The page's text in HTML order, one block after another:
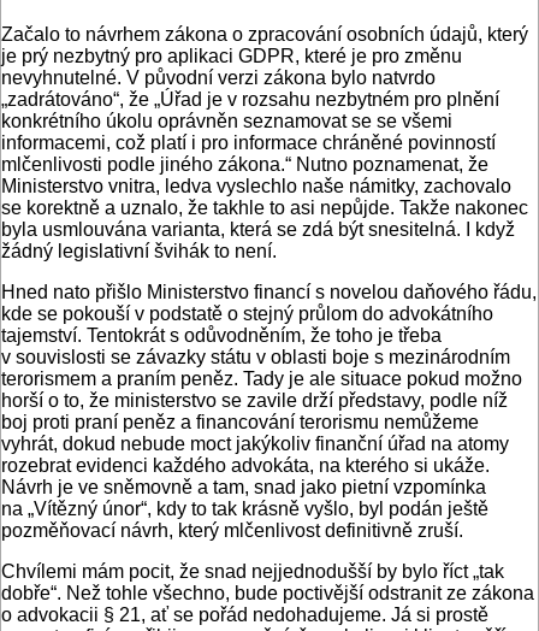
Začalo to návrhem zákona o zpracování osobních údajů, který
je prý nezbytný pro aplikaci GDPR, které je pro změnu
nevyhnutelné. V původní verzi zákona bylo natvrdo
„zadrátováno“, že „Úřad je v rozsahu nezbytném pro plnění
konkrétního úkolu oprávněn seznamovat se se všemi
informacemi, což platí i pro informace chráněné povinností
mlčenlivosti podle jiného zákona.“ Nutno poznamenat, že
Ministerstvo vnitra, ledva vyslechlo naše námitky, zachovalo
se korektně a uznalo, že takhle to asi nepůjde. Takže nakonec
byla usmlouvána varianta, která se zdá být snesitelná. I když
žádný legislativní švihák to není.
Hned nato přišlo Ministerstvo financí s novelou daňového řádu,
kde se pokouší v podstatě o stejný průlom do advokátního
tajemství. Tentokrát s odůvodněním, že toho je třeba
v souvislosti se závazky státu v oblasti boje s mezinárodním
terorismem a praním peněz. Tady je ale situace pokud možno
horší o to, že ministerstvo se zavile drží představy, podle níž
boj proti praní peněz a financování terorismu nemůžeme
vyhrát, dokud nebude moct jakýkoliv finanční úřad na atomy
rozebrat evidenci každého advokáta, na kterého si ukáže.
Návrh je ve sněmovně a tam, snad jako pietní vzpomínka
na „Vítězný únor“, kdy to tak krásně vyšlo, byl podán ještě
pozměňovací návrh, který mlčenlivost definitivně zruší.
Chvílemi mám pocit, že snad nejjednodušší by bylo říct „tak
dobře“. Než tohle všechno, bude poctivější odstranit ze zákona
o advokacii § 21, ať se pořád nedohadujeme. Já si prostě